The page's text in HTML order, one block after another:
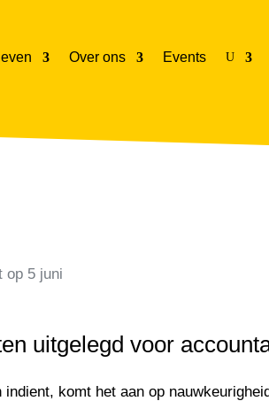
Over ons Events U
op 5 juni
uitgelegd voor
komt het aan op